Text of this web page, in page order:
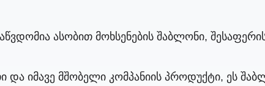
ასობით მოხსენების შაბლონი,
იმავე მშობელი კომპანიის პროდუქტი, ეს